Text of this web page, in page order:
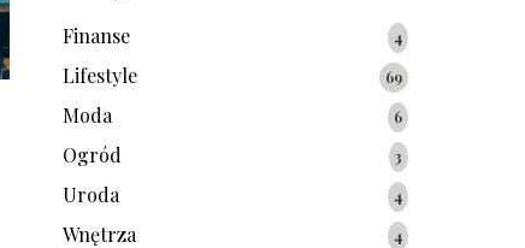
Finanse 4
Lifestyle 69
Moda 6
Ogród 3
Uroda 4
Wnętrza 4